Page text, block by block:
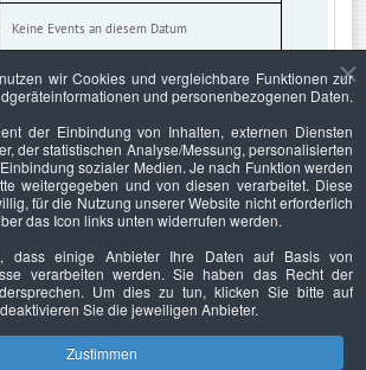
Keine Events an diesem Datum
Keine Events an diesem Datum
Keine Events an diesem Datum
Keine Events an diesem Datum
Keine Events an diesem Datum
wir Cookies und vergleichbare Funktionen zur
und personenbezogenen Daten.
der Einbindung von Inhalten, externen Diensten
der statistischen Analyse/Messung, personalisierten
sozialer Medien. Je nach Funktion werden
weitergegeben und von diesen verarbeitet. Diese
für die Nutzung unserer Website nicht erforderlich
das Icon links unten widerrufen werden.
dass einige Anbieter Ihre Daten auf Basis von
verarbeiten werden. Sie haben das Recht der
Um dies zu tun, klicken Sie bitte auf
Sie die jeweiligen Anbieter.
Zustimmen